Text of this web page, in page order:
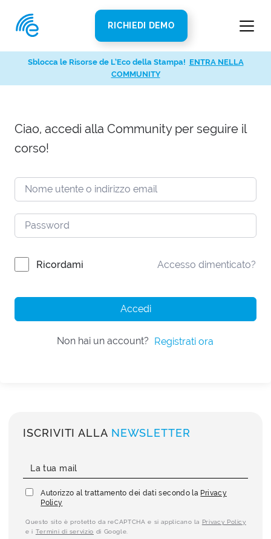
RICHIEDI DEMO
Ciao, accedi alla Community per seguire il
corso!
Ricordami Accesso dimenticato?
Accedi
Non hai un account? Registrati ora
ISCRIVITI ALLA NEWSLETTER
Autorizzo al trattamento dei dati secondo la Privacy
Policy
Questo sito è protetto da reCAPTCHA e si applicano la Privacy Policy
e i Termini di servizio di Google.
Sblocca le Risorse de L’Eco della Stampa! ENTRA NELLA
COMMUNITY